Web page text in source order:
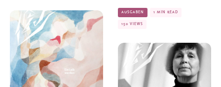
AUSGABEN 1 MIN READ
150 VIEWS